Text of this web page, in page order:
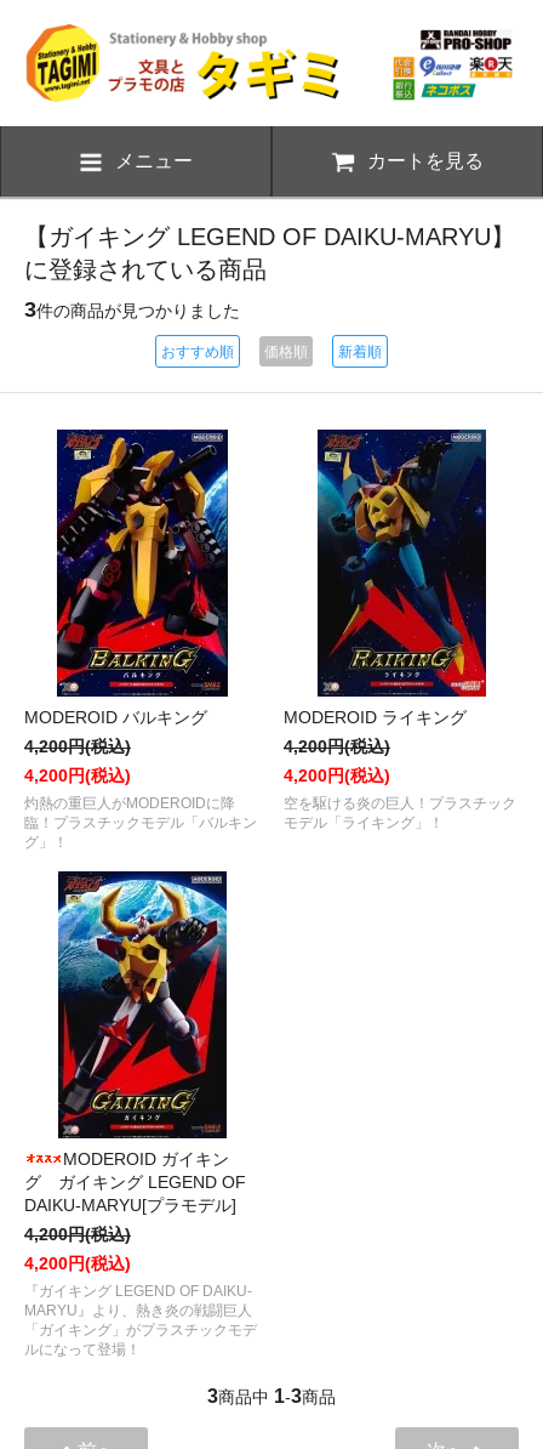
メニュー カートを見る
【ガイキング LEGEND OF DAIKU-MARYU】
に登録されている商品
3件の商品が見つかりました
おすすめ順 価格順 新着順
MODEROID バルキング
4,200円(税込)
4,200円(税込)
灼熱の重巨人がMODEROIDに降
臨！プラスチックモデル「バルキン
グ」！
MODEROID ライキング
4,200円(税込)
4,200円(税込)
空を駆ける炎の巨人！プラスチック
モデル「ライキング」！
MODEROID ガイキン
グ ガイキング LEGEND OF
DAIKU-MARYU[プラモデル]
4,200円(税込)
4,200円(税込)
『ガイキング LEGEND OF DAIKU-
MARYU』より、熱き炎の戦闘巨人
「ガイキング」がプラスチックモデ
ルになって登場！
3商品中 1-3商品